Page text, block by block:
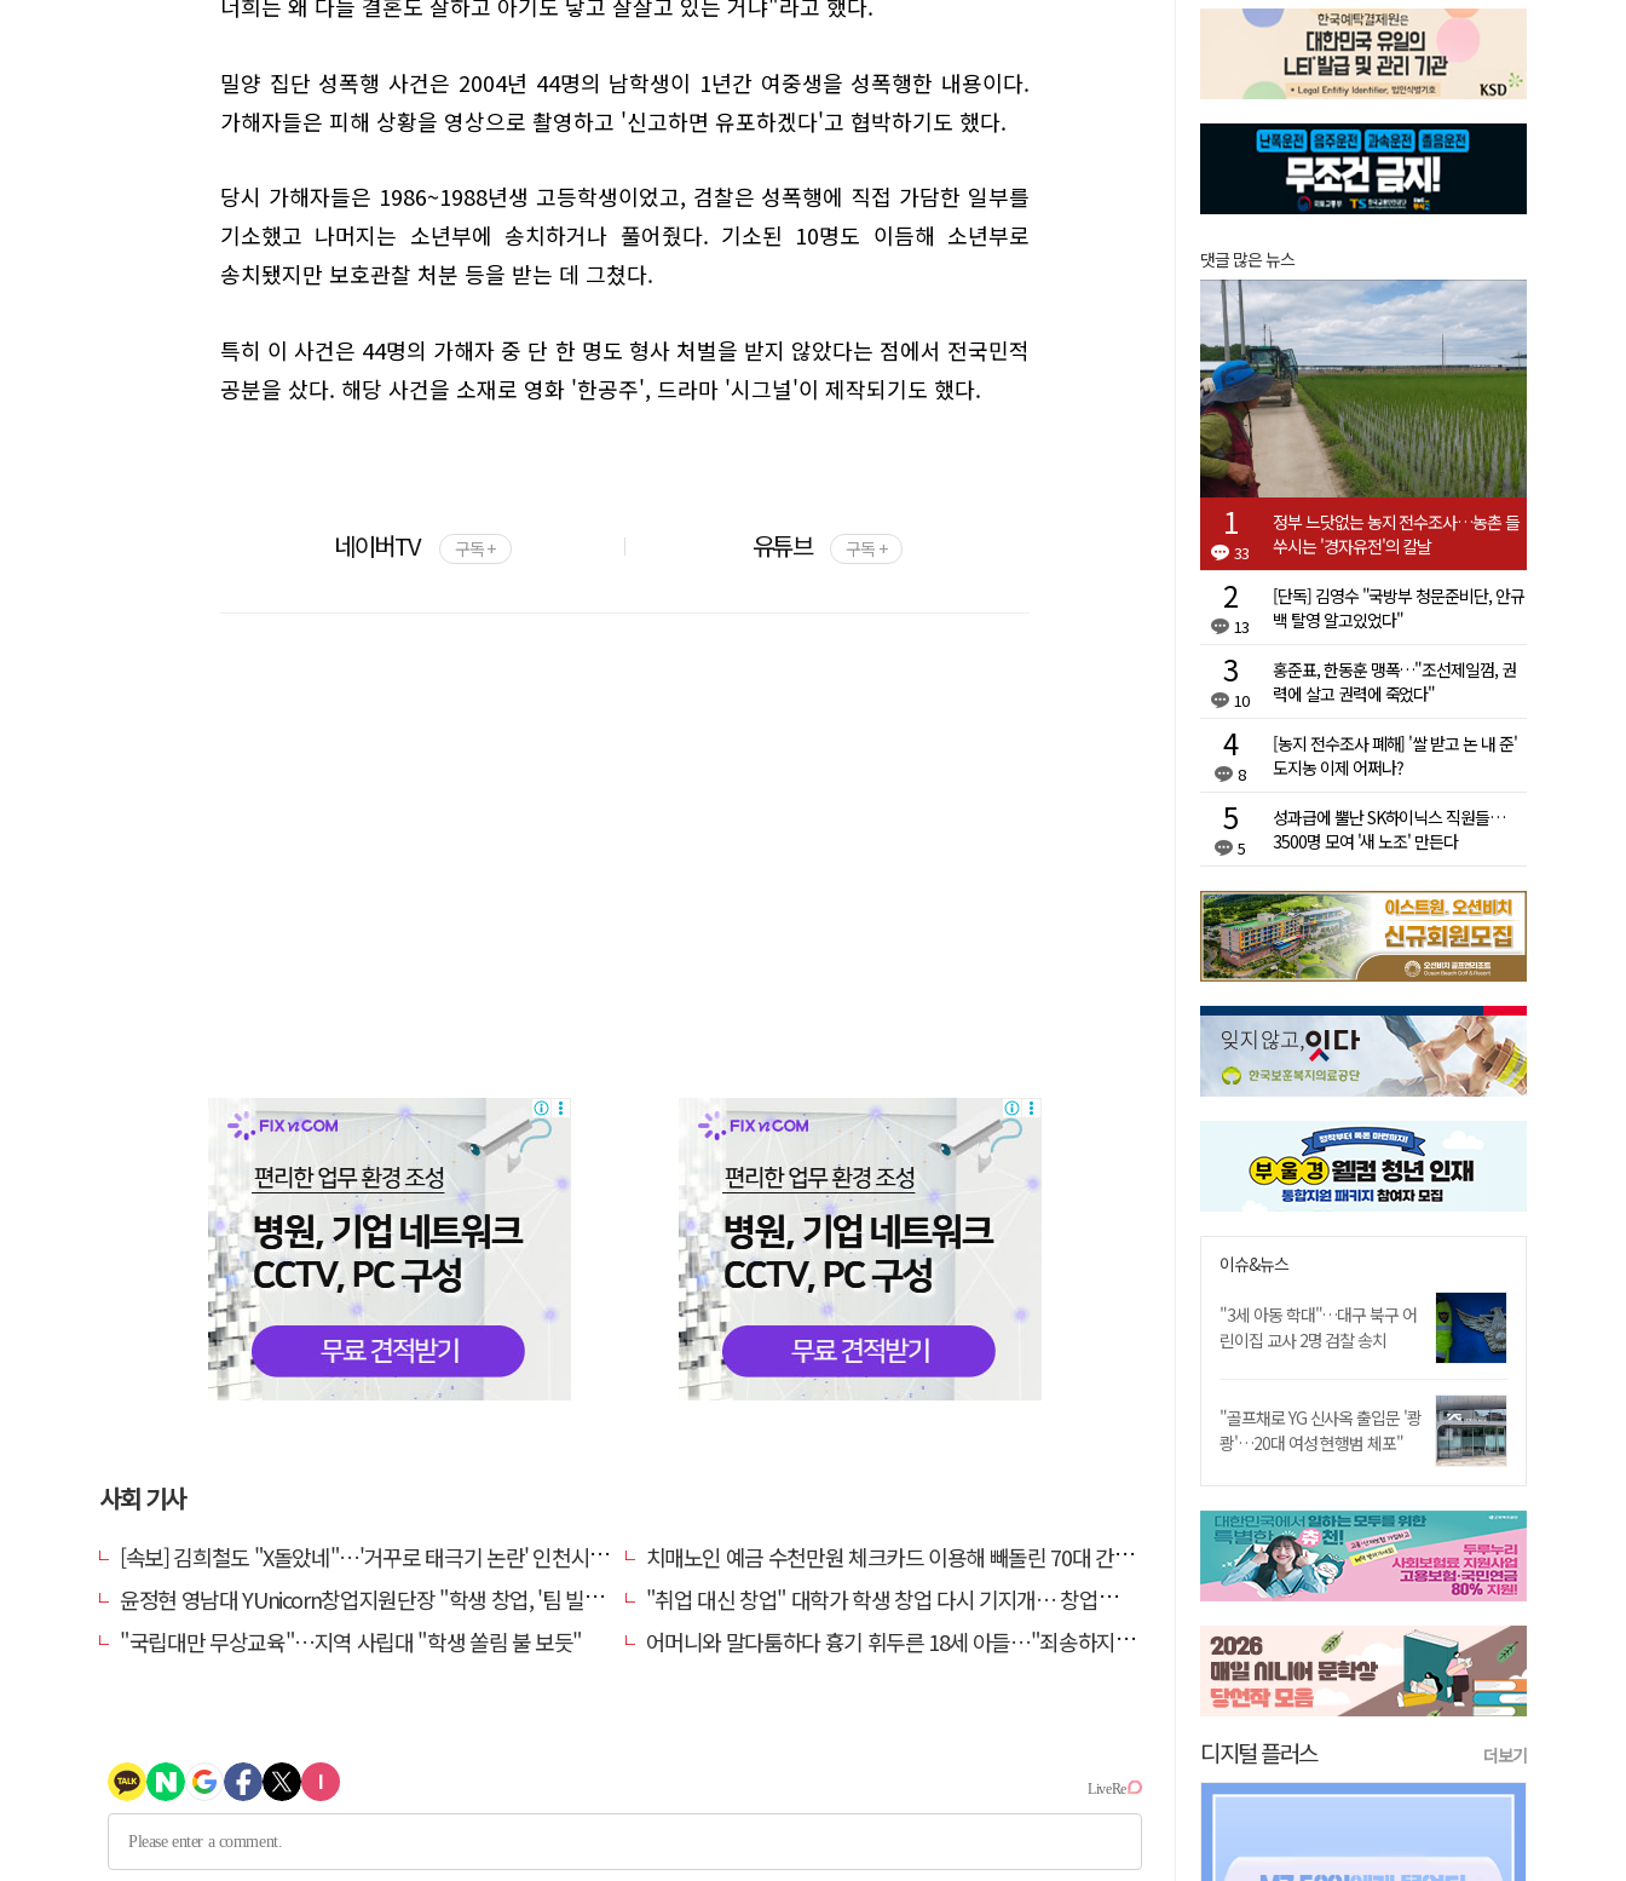
밀양 집단 성폭행 사건은 2004년 44명의 남학생이 1년간 여중생을 성폭행한 내용이다.
가해자들은 피해 상황을 영상으로 촬영하고 '신고하면 유포하겠다'고 협박하기도 했다.
당시 가해자들은 1986~1988년생 고등학생이었고, 검찰은 성폭행에 직접 가담한 일부를
기소했고 나머지는 소년부에 송치하거나 풀어줬다. 기소된 10명도 이듬해 소년부로
송치됐지만 보호관찰 처분 등을 받는 데 그쳤다.
특히 이 사건은 44명의 가해자 중 단 한 명도 형사 처벌을 받지 않았다는 점에서 전국민적
공분을 샀다. 해당 사건을 소재로 영화 '한공주', 드라마 '시그널'이 제작되기도 했다.
네이버TV 구독 + 유튜브 구독 +
사회 기사
[속보] 김희철도 "X돌았네"…'거꾸로 태극기 논란' 인천시 현수막, 이틀 만에 철거
치매노인 예금 수천만원 체크카드 이용해 빼돌린 70대 간병인, 집행유예
윤정현 영남대 YUnicorn창업지원단장 "학생 창업, '팀 빌딩'이 제일 중요"
"취업 대신 창업" 대학가 학생 창업 다시 기지개… 창업자·기업·매출 동반 성장
"국립대만 무상교육"…지역 사립대 "학생 쏠림 불 보듯"
어머니와 말다툼하다 흉기 휘두른 18세 아들…"죄송하지 않나" 묻자 침묵
댓글 많은 뉴스
33
정부 느닷없는 농지 전수조사…농촌 들
쑤시는 '경자유전'의 칼날
13
[단독] 김영수 "국방부 청문준비단, 안규
백 탈영 알고있었다"
10
홍준표, 한동훈 맹폭…"조선제일껌, 권
력에 살고 권력에 죽었다"
8
[농지 전수조사 폐해] '쌀 받고 논 내 준'
도지농 이제 어쩌나?
5
성과급에 뿔난 SK하이닉스 직원들…
3500명 모여 '새 노조' 만든다
이슈&뉴스
"3세 아동 학대"…대구 북구 어
린이집 교사 2명 검찰 송치
"골프채로 YG 신사옥 출입문 '쾅
쾅'…20대 여성 현행범 체포"
디지털 플러스 더보기